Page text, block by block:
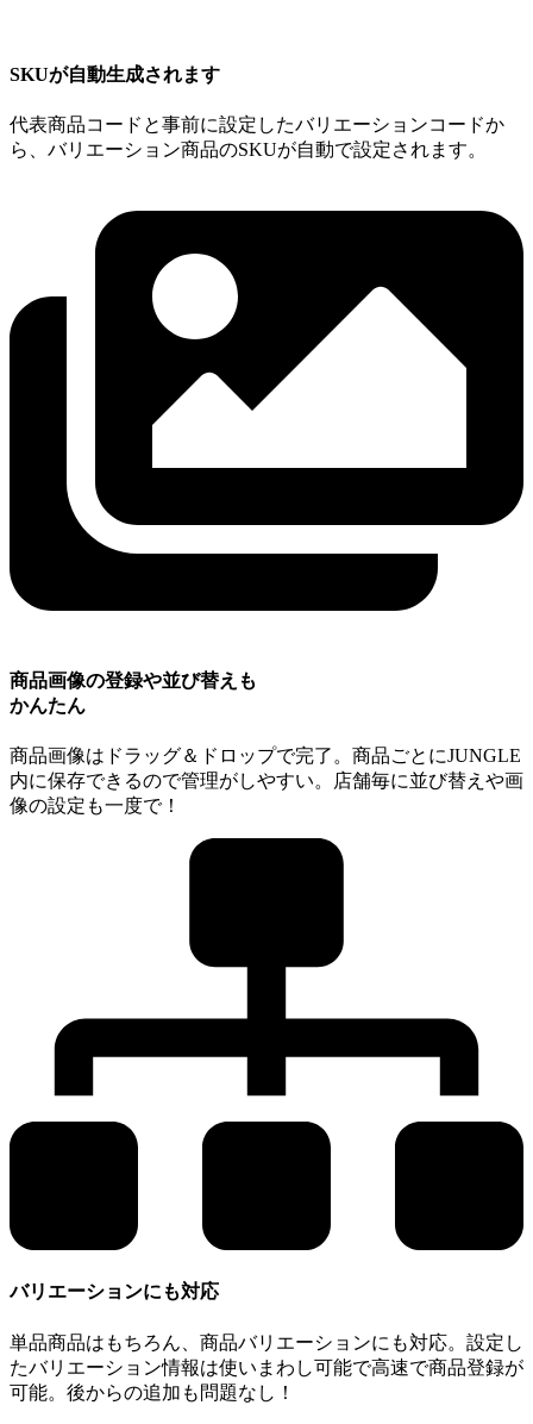
SKUが自動生成されます
代表商品コードと事前に設定したバリエーションコードか
ら、バリエーション商品のSKUが自動で設定されます。
商品画像の登録や並び替えも
かんたん
商品画像はドラッグ＆ドロップで完了。商品ごとにJUNGLE
内に保存できるので管理がしやすい。店舗毎に並び替えや画
像の設定も一度で！
バリエーションにも対応
単品商品はもちろん、商品バリエーションにも対応。設定し
たバリエーション情報は使いまわし可能で高速で商品登録が
可能。後からの追加も問題なし！